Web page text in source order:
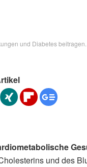
und Diabetes
und des